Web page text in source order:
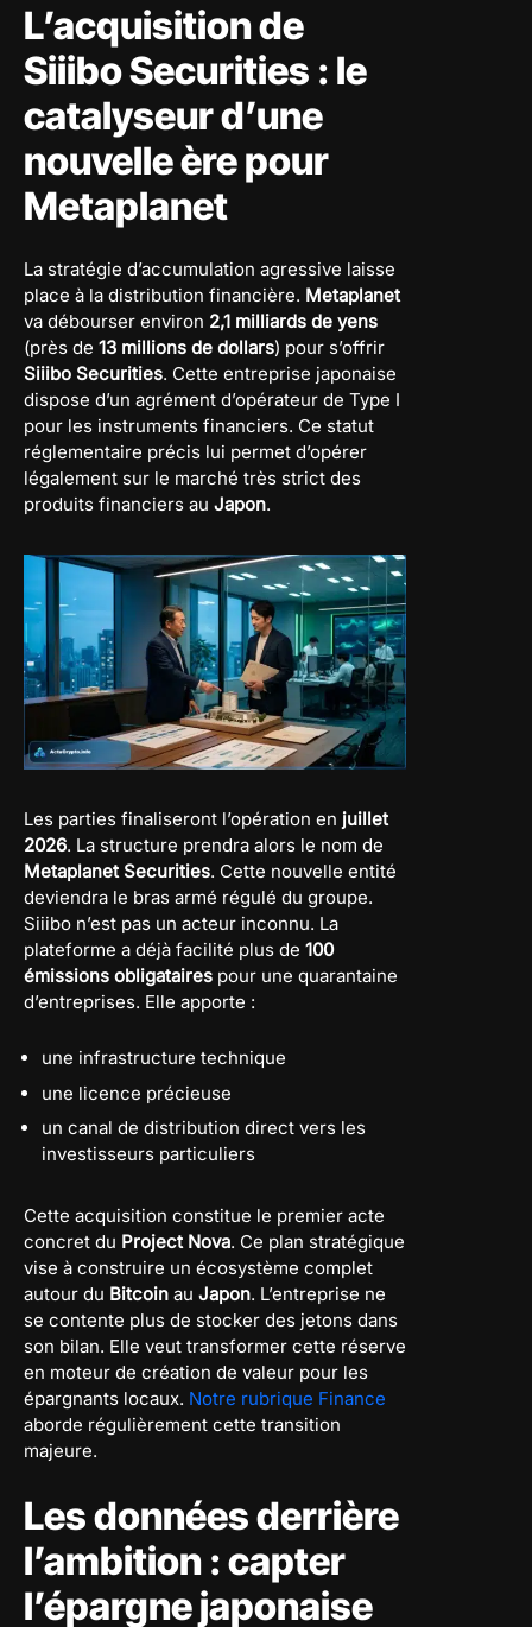
L’acquisition de
Siiibo Securities : le
catalyseur d’une
nouvelle ère pour
Metaplanet
La stratégie d’accumulation agressive laisse
place à la distribution financière. Metaplanet
va débourser environ 2,1 milliards de yens
(près de 13 millions de dollars) pour s’offrir
Siiibo Securities. Cette entreprise japonaise
dispose d’un agrément d’opérateur de Type I
pour les instruments financiers. Ce statut
réglementaire précis lui permet d’opérer
légalement sur le marché très strict des
produits financiers au Japon.
Les parties finaliseront l’opération en juillet
2026. La structure prendra alors le nom de
Metaplanet Securities. Cette nouvelle entité
deviendra le bras armé régulé du groupe.
Siiibo n’est pas un acteur inconnu. La
plateforme a déjà facilité plus de 100
émissions obligataires pour une quarantaine
d’entreprises. Elle apporte :
une infrastructure technique
une licence précieuse
un canal de distribution direct vers les
investisseurs particuliers
Cette acquisition constitue le premier acte
concret du Project Nova. Ce plan stratégique
vise à construire un écosystème complet
autour du Bitcoin au Japon. L’entreprise ne
se contente plus de stocker des jetons dans
son bilan. Elle veut transformer cette réserve
en moteur de création de valeur pour les
épargnants locaux. Notre rubrique Finance
aborde régulièrement cette transition
majeure.
Les données derrière
l’ambition : capter
l’épargne japonaise